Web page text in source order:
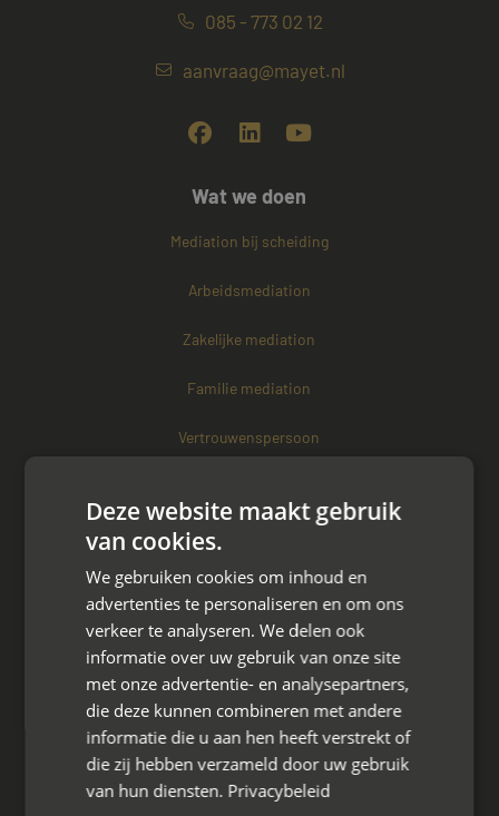
085 - 773 02 12
aanvraag@mayet.nl
Wat we doen
Mediation bij scheiding
Arbeidsmediation
Zakelijke mediation
Familie mediation
Vertrouwenspersoon
Scheiden met koophuis
Scheiden met eigen bedrijf
Over mayet
Over ons
Ons team
Partner worden?
Deze website maakt gebruik
van cookies.
We gebruiken cookies om inhoud en
advertenties te personaliseren en om ons
verkeer te analyseren. We delen ook
informatie over uw gebruik van onze site
met onze advertentie- en analysepartners,
die deze kunnen combineren met andere
informatie die u aan hen heeft verstrekt of
die zij hebben verzameld door uw gebruik
van hun diensten. Privacybeleid